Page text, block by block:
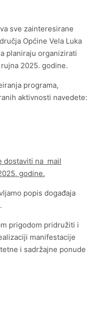
grafike i male
Gugića
sve zainteresirane
Općine Vela Luka
planiraju organizirati
2025. godine.
programa,
aktivnosti navedete:
dostaviti na mail
godine.
popis događaja
prigodom pridružiti i
manifestacije
i sadržajne ponude